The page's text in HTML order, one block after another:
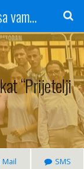
Radio Gradačac - 56 godina sa vama...
“Prijetelji
Mail SMS